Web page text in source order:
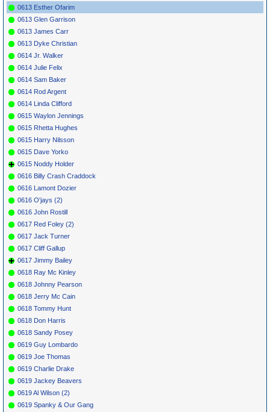
0613 Esther Ofarim
0613 Glen Garrison
0613 James Carr
0613 Dyke Christian
0614 Jr. Walker
0614 Julie Felix
0614 Sam Baker
0614 Rod Argent
0614 Linda Clifford
0615 Waylon Jennings
0615 Rhetta Hughes
0615 Harry Nilsson
0615 Dave Yorko
0615 Noddy Holder
0616 Billy Crash Craddock
0616 Lamont Dozier
0616 O'jays (2)
0616 John Rostill
0617 Red Foley (2)
0617 Jack Turner
0617 Cliff Gallup
0617 Jimmy Bailey
0618 Ray Mc Kinley
0618 Johnny Pearson
0618 Jerry Mc Cain
0618 Tommy Hunt
0618 Don Harris
0618 Sandy Posey
0619 Guy Lombardo
0619 Joe Thomas
0619 Charlie Drake
0619 Jackey Beavers
0619 Al Wilson (2)
0619 Spanky & Our Gang